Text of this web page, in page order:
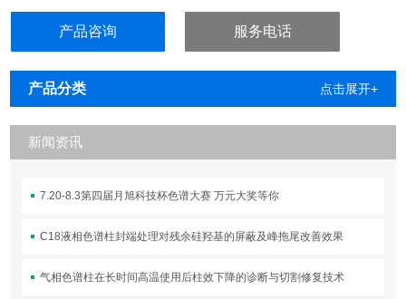
产品咨询 服务电话
产品分类 点击展开+
新闻资讯
7.20-8.3第四届月旭科技杯色谱大赛 万元大奖等你
C18液相色谱柱封端处理对残余硅羟基的屏蔽及峰拖尾改善效果
气相色谱柱在长时间高温使用后柱效下降的诊断与切割修复技术